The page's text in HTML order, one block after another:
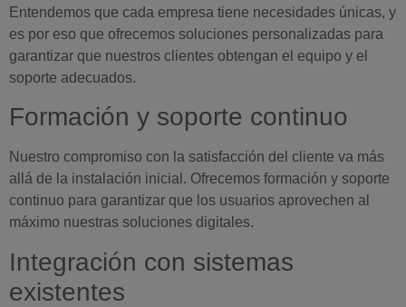
Entendemos que cada empresa tiene necesidades únicas, y
es por eso que ofrecemos soluciones personalizadas para
garantizar que nuestros clientes obtengan el equipo y el
soporte adecuados.
Formación y soporte continuo
Nuestro compromiso con la satisfacción del cliente va más
allá de la instalación inicial. Ofrecemos formación y soporte
continuo para garantizar que los usuarios aprovechen al
máximo nuestras soluciones digitales.
Integración con sistemas
existentes